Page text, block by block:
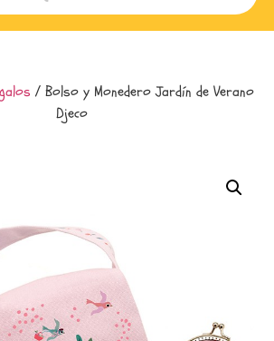
/ Bolso y Monedero Jardín de Verano
Djeco